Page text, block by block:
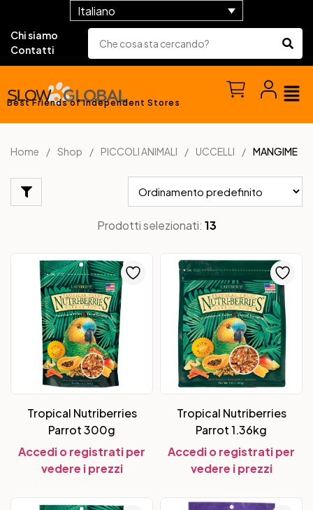
Italiano
Chi siamo
Contatti
Best Friends of Independent Stores
Home Shop PICCOLI ANIMALI UCCELLI MANGIME
Prodotti selezionati: 13
Tropical Nutriberries
Parrot 300g
Accedi o registrati per
vedere i prezzi
Tropical Nutriberries
Parrot 1.36kg
Accedi o registrati per
vedere i prezzi